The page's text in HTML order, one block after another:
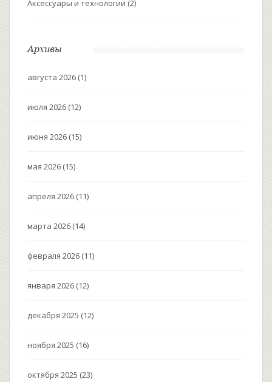
Аксессуары и технологии (2)
Архивы
августа 2026 (1)
июля 2026 (12)
июня 2026 (15)
мая 2026 (15)
апреля 2026 (11)
марта 2026 (14)
февраля 2026 (11)
января 2026 (12)
декабря 2025 (12)
ноября 2025 (16)
октября 2025 (23)